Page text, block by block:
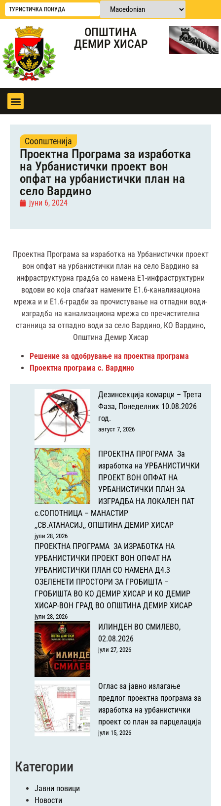
ТУРИСТИЧКА ПОНУДА
ОПШТИНА
ДЕМИР ХИСАР
Соопштенија
Проектна Програма за изработка
на Урбанистички проект вон
опфат на урбанистички план на
село Вардино
јуни 6, 2024
Проектна Програма за изработка на Урбанистички проект
вон опфат на урбанистички план на село Вардино за
инфраструктурна градба со намена Е1-инфраструктурни
водови во која спаѓаат намените Е1.6-канализациона
мрежа и и Е1.6-градби за прочистување на отпадни води-
изградба на канализациона мрежа со пречистителна
станница за отпадно води за село Вардино, КО Вардино,
Општина Демир Хисар
Решение за одобрување на проектна програма
Проектна програма с. Вардино
Дезинсекција комарци – Трета
Фаза, Понеделник 10.08.2026
год.
август 7, 2026
ПРОЕКТНА ПРОГРАМА За
изработка на УРБАНИСТИЧКИ
ПРОЕКТ ВОН ОПФАТ НА
УРБАНИСТИЧКИ ПЛАН ЗА
ИЗГРАДБА НА ЛОКАЛЕН ПАТ
с.СОПОТНИЦА – МАНАСТИР
,,СВ.АТАНАСИЈ,, ОПШТИНА ДЕМИР ХИСАР
јули 28, 2026
ПРОЕКТНА ПРОГРАМА ЗА ИЗРАБОТКА НА
УРБАНИСТИЧКИ ПРОЕКТ ВОН ОПФАТ НА
УРБАНИСТИЧКИ ПЛАН СО НАМЕНА Д4.3
ОЗЕЛЕНЕТИ ПРОСТОРИ ЗА ГРОБИШТА –
ГРОБИШТА ВО КО ДЕМИР ХИСАР И КО ДЕМИР
ХИСАР-ВОН ГРАД ВО ОПШТИНА ДЕМИР ХИСАР
јули 28, 2026
ИЛИНДЕН ВО СМИЛЕВО,
02.08.2026
јули 27, 2026
Оглас за јавно излагање
предлог проектна програма за
изработка на урбанистички
проект со план за парцелација
јули 15, 2026
Категории
Јавни повици
Новости